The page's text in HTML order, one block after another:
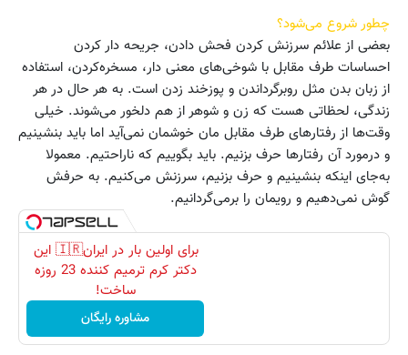
چطور شروع می‌شود؟
بعضی از علائم سرزنش کردن فحش دادن، جریحه دار کردن
احساسات طرف مقابل با شوخی‌های معنی دار، مسخره‌کردن، استفاده
از زبان بدن مثل روبرگرداندن و پوزخند زدن است. به هر حال در هر
زندگی، لحظاتی هست که زن و شوهر از هم دلخور می‌شوند. خیلی
وقت‌ها از رفتارهای طرف مقابل مان خوشمان نمی‌آید اما باید بنشینیم
و درمورد آن رفتارها حرف بزنیم. باید بگوییم که ناراحتیم. معمولا
به‌جای اینکه بنشینیم و حرف بزنیم، سرزنش می‌کنیم. به حرفش
گوش نمی‌دهیم و رویمان را برمی‌گردانیم.
برای اولین بار در ایران🇮🇷 این
دکتر کرم ترمیم کننده 23 روزه
ساخت!
مشاوره رایگان